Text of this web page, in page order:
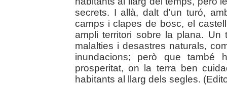
secrets. I allà, dalt d'un turó,
camps i clapes de bosc, el
ampli territori sobre la plana. Un
malalties i desastres naturals,
inundacions; però que
prosperitat, on la terra ben
habitants al llarg dels segles.